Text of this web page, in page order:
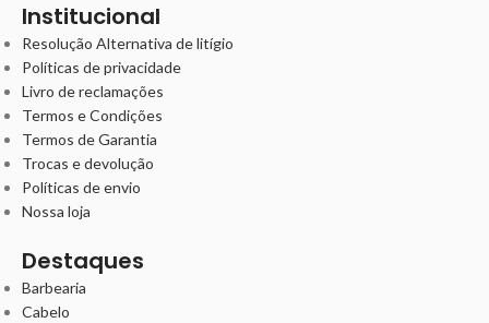
Institucional
Resolução Alternativa de litígio
Políticas de privacidade
Livro de reclamações
Termos e Condições
Termos de Garantia
Trocas e devolução
Políticas de envio
Nossa loja
Destaques
Barbearia
Cabelo